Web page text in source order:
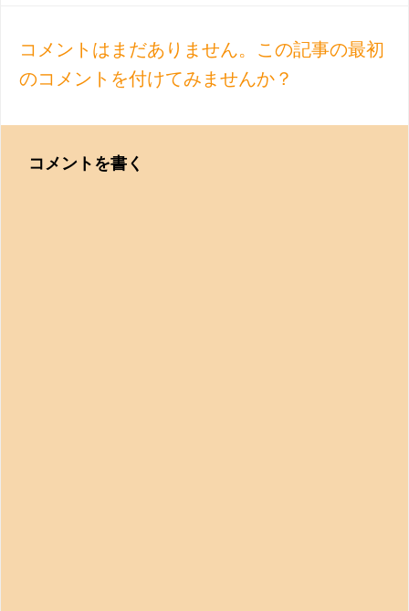
コメントはまだありません。この記事の最初
のコメントを付けてみませんか？
コメントを書く